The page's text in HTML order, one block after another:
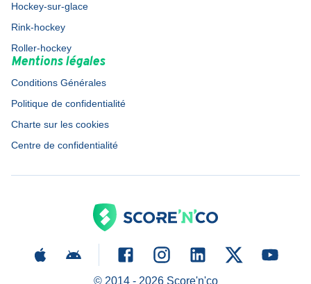
Hockey-sur-glace
Rink-hockey
Roller-hockey
Mentions légales
Conditions Générales
Politique de confidentialité
Charte sur les cookies
Centre de confidentialité
© 2014 - 2026Score'n'co